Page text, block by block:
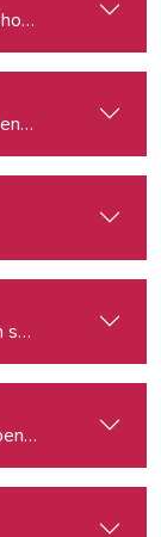
im Umgang
Elections:
für